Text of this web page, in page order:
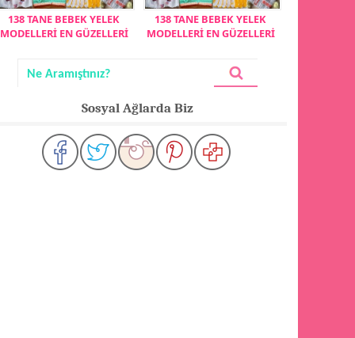
138 TANE BEBEK YELEK
MODELLERİ EN GÜZELLERİ
138 TANE BEBEK YELEK
MODELLERİ EN GÜZELLERİ
Sosyal Ağlarda Biz